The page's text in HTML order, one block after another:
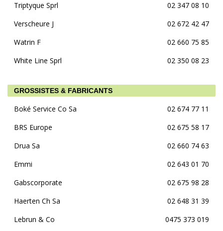
Triptyque Sprl
02 347 08 10
Verscheure J
02 672 42 47
Watrin F
02 660 75 85
White Line Sprl
02 350 08 23
GROSSISTES & FABRICANTS
Boké Service Co Sa
02 674 77 11
BRS Europe
02 675 58 17
Drua Sa
02 660 74 63
Emmi
02 643 01 70
Gabscorporate
02 675 98 28
Haerten Ch Sa
02 648 31 39
Lebrun & Co
0475 373 019